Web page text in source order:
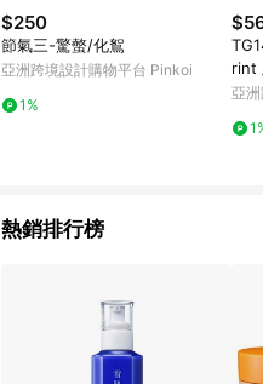
$250
節氣三-驚螫/化鴽
亞洲跨境設計購物平台 Pinkoi
1%
rint
亞
熱銷排行榜